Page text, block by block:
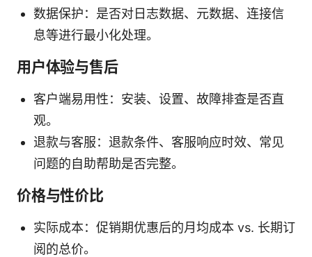
数据保护：是否对日志数据、元数据、连接信
息等进行最小化处理。
用户体验与售后
客户端易用性：安装、设置、故障排查是否直
观。
退款与客服：退款条件、客服响应时效、常见
问题的自助帮助是否完整。
价格与性价比
实际成本：促销期优惠后的月均成本 vs. 长期订
阅的总价。